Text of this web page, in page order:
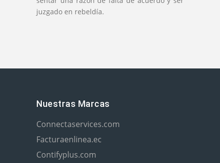
juzgado en rebeldía.
Nuestras Marcas
Connectaservices.com
Facturaenlinea.ec
Contifyplus.com